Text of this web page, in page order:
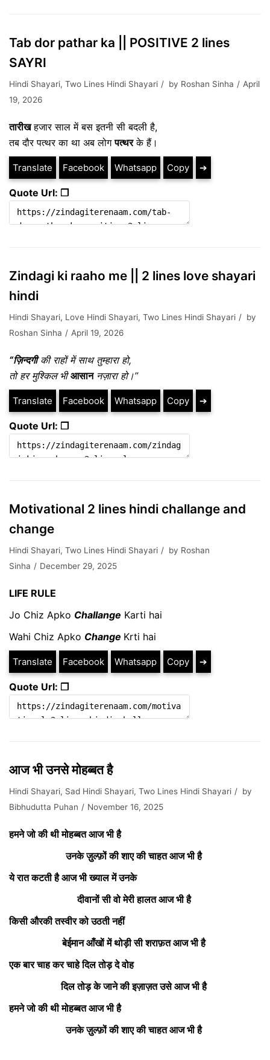
Tab dor pathar ka || POSITIVE 2 lines
SAYRI
Hindi Shayari, Two Lines Hindi Shayari by Roshan Sinha
April
19, 2026
तारीखहजार साल में बस इतनी सी बदली है,
तब दौर पत्थर का था अब लोगपत्थरके हैं।
Translate Facebook Whatsapp Copy ➔
Quote Url: ❐
Zindagi ki raaho me || 2 lines love shayari
hindi
Hindi Shayari, Love Hindi Shayari, Two Lines Hindi Shayari
by
Roshan Sinha
April 19, 2026
“ज़िन्दगीकी राहों में साथ तुम्हारा हो,
तो हर मुश्किल भी आसाननज़ारा हो।”
Translate Facebook Whatsapp Copy ➔
Quote Url: ❐
Motivational 2 lines hindi challange and
change
Hindi Shayari, Two Lines Hindi Shayari by Roshan
Sinha
December 29, 2025
LIFE RULE
Jo Chiz Apko Challange Karti hai
Wahi Chiz Apko Change Krti hai
Translate Facebook Whatsapp Copy ➔
Quote Url: ❐
आज भी उनसे मोहब्बत है
Hindi Shayari, Sad Hindi Shayari, Two Lines Hindi Shayari
by
Bibhudutta Puhan
November 16, 2025
हमने जो की थी मोहब्बत आज भी है
उनके ज़ुल्फ़ों की शाए की चाहत आज भी है
ये रात कटती है आज भी ख्याल में उनके
दीवानों सी वो मेरी हालत आज भी है
किसी औरकी तस्वीर को उठती नहीं
बेईमान आँखों में थोड़ी सी शराफ़त आज भी है
एक बार चाह कर चाहे दिल तोड़ दे वोह
दिल तोड़ के जाने की इज़ाज़त उसे आज भी है
हमने जो की थी मोहब्बत आज भी है
उनके ज़ुल्फ़ों की शाए की चाहत आज भी है